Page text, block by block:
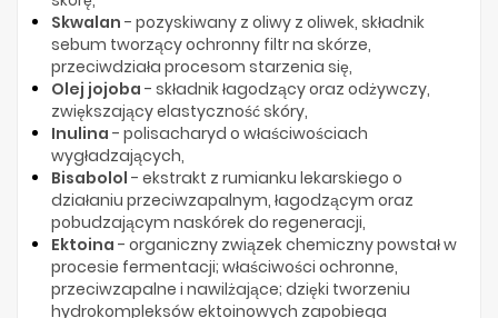
Skwalan - pozyskiwany z oliwy z oliwek, składnik
sebum tworzący ochronny filtr na skórze,
przeciwdziała procesom starzenia się,
Olej jojoba - składnik łagodzący oraz odżywczy,
zwiększający elastyczność skóry,
Inulina - polisacharyd o właściwościach
wygładzających,
Bisabolol - ekstrakt z rumianku lekarskiego o
działaniu przeciwzapalnym, łagodzącym oraz
pobudzającym naskórek do regeneracji,
Ektoina - organiczny związek chemiczny powstał w
procesie fermentacji; właściwości ochronne,
przeciwzapalne i nawilżające; dzięki tworzeniu
hydrokompleksów ektoinowych zapobiega